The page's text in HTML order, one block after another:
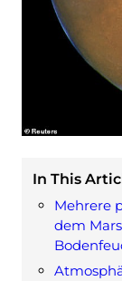
In This
Mehrere
dem